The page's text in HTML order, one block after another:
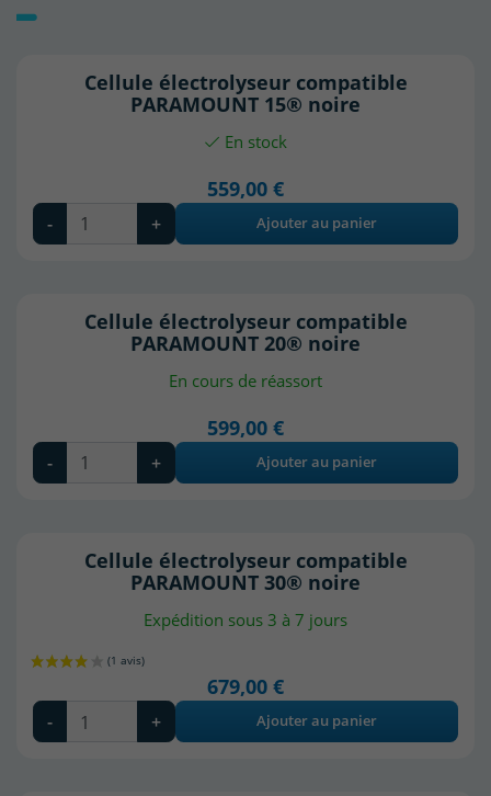
Cellule électrolyseur compatible
PARAMOUNT 15® noire
En stock
559,00 €
- + Ajouter au panier
Cellule électrolyseur compatible
PARAMOUNT 20® noire
En cours de réassort
599,00 €
- + Ajouter au panier
Cellule électrolyseur compatible
PARAMOUNT 30® noire
Expédition sous 3 à 7 jours
679,00 €
- + Ajouter au panier